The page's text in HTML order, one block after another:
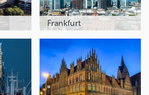
Frankfurt